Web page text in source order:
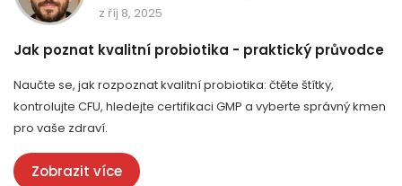
z říj 8, 2025
Jak poznat kvalitní probiotika - praktický průvodce
Naučte se, jak rozpoznat kvalitní probiotika: čtěte štítky,
kontrolujte CFU, hledejte certifikaci GMP a vyberte správný kmen
pro vaše zdraví.
Zobrazit více